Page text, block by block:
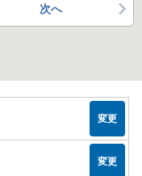
次へ
変更
変更